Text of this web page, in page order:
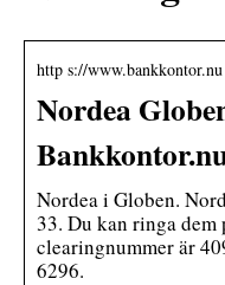
http s://
Nordea
Nordea i Globen.
33. Du kan ringa
clearingnummer är
6296.